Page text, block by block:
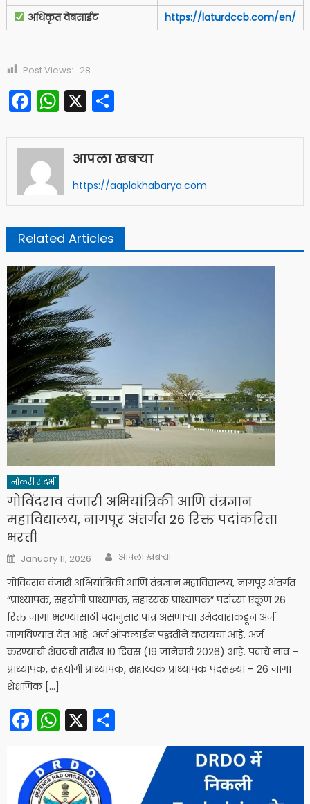
अधिकृत वेबसाईट
https://laturdccb.com/en/
Post Views: 28
Facebook
WhatsApp
X Share
आपला खबऱ्या
https://aaplakhabarya.com
Related Articles
नोकरी संदर्भ
गोविंदराव वंजारी अभियांत्रिकी आणि तंत्रज्ञान
महाविद्यालय, नागपूर अंतर्गत 26 रिक्त पदांकरिता
भरती
Posted
on
January 11, 2026 Author
आपला खबऱ्या
गोविंदराव वंजारी अभियांत्रिकी आणि तंत्रज्ञान महाविद्यालय, नागपूर अंतर्गत
“प्राध्यापक, सहयोगी प्राध्यापक, सहाय्यक प्राध्यापक” पदांच्या एकूण 26
रिक्त जागा भरण्यासाठी पदांनुसार पात्र असणाऱ्या उमेदवारांकडून अर्ज
मागविण्यात येत आहे. अर्ज ऑफलाईन पद्धतीने करायचा आहे. अर्ज
करण्याची शेवटची तारीख 10 दिवस (19 जानेवारी 2026) आहे. पदाचे नाव –
प्राध्यापक, सहयोगी प्राध्यापक, सहाय्यक प्राध्यापक पदसंख्या – 26 जागा
शैक्षणिक […]
Facebook
WhatsApp
X